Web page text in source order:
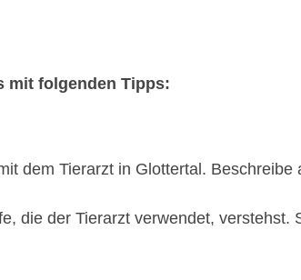
mit folgenden Tipps:
dem Tierarzt in Glottertal.
die der Tierarzt verwendet,